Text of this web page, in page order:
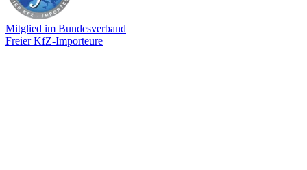
Mitglied im Bundesverband
Freier KfZ-Importeure